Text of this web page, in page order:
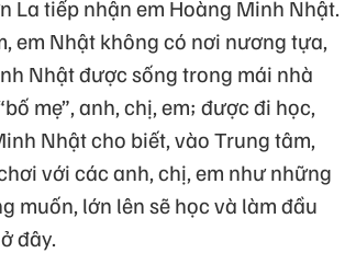
La tiếp nhận em Hoàng Minh Nhật.
em Nhật không có nơi nương tựa,
Nhật được sống trong mái nhà
mẹ”, anh, chị, em; được đi học,
Nhật cho biết, vào Trung tâm,
với các anh, chị, em như những
muốn, lớn lên sẽ học và làm đầu
đây.